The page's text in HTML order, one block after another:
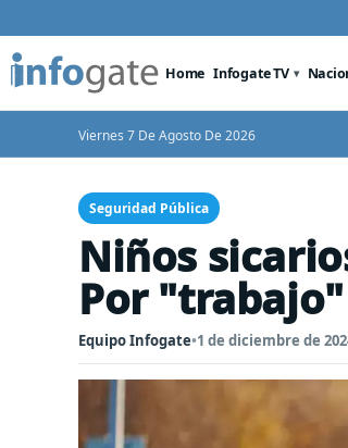
Home Infogate TV
Viernes 7 De Agosto De 2026
Seguridad Pública
Niños
Por "trabajo"
Equipo Infogate•1 de diciembre de